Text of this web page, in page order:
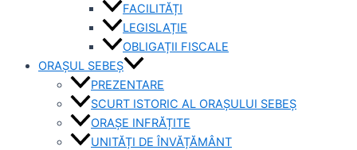
FACILITĂȚI
LEGISLAȚIE
OBLIGAȚII FISCALE
ORAȘUL SEBEȘ
PREZENTARE
SCURT ISTORIC AL ORAȘULUI SEBEȘ
ORAȘE INFRĂȚITE
UNITĂȚI DE ÎNVĂȚĂMÂNT